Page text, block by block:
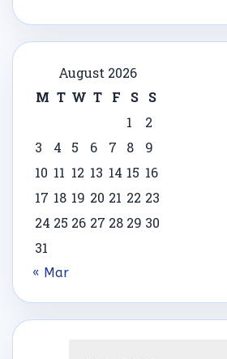
August 2026
M T W T F S
S
1
2
3
4 5 6 7 8
9
10 11 12 13 14 15 16
17 18 19 20 21 22 23
24 25 26 27 28 29 30
31
« Mar